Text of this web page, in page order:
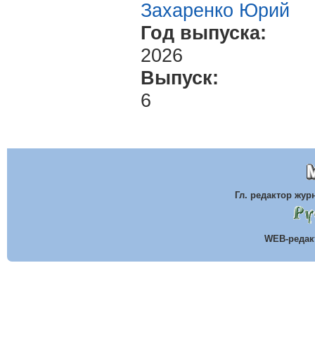
Захаренко Юрий
Год выпуска:
2026
Выпуск:
6
Гл. редактор
WEB-